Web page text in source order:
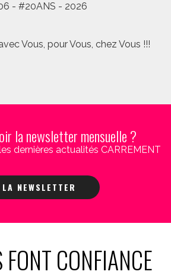
- #20ANS - 2026
Vous, pour Vous, chez Vous !!!
la newsletter mensuelle ?
dernières actualités CARREMENT
NEWSLETTER
CONFIANCE